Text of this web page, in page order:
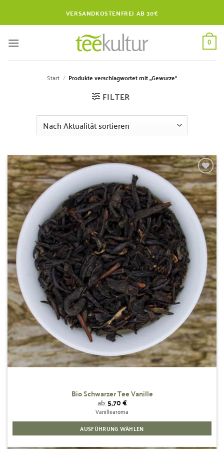
VERSANDKOSTENFREI AB 30€
0
Start / Produkte verschlagwortet mit „Gewürze“
FILTER
Zur
Wunschliste
hinzufügen
Bio Schwarzer Tee Vanille
ab:5,70€
Vanillearoma
AUSFÜHRUNG WÄHLEN
Dieses